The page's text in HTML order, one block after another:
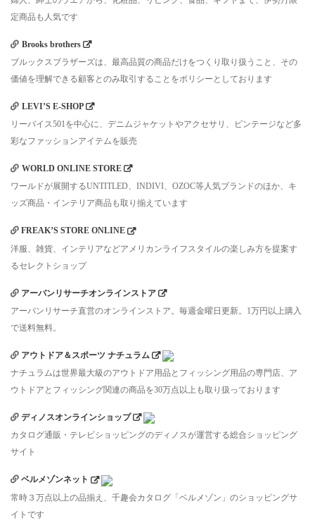
定商品も人気です
Brooks brothers
ブルックスブラザーズは、最高品質の商品だけをつくり取り扱うこと、その
価値を理解できる顧客とのみ取引することをポリシーとしております
LEVI’S E-SHOP
リーバイス501を中心に、デニムジャケットやアクセサリ、ビンテージなど多
彩なファッションアイテムを販売
WORLD ONLINE STORE
ワールドが展開するUNTITLED、INDIVI、OZOC等人気ブランドのほか、キ
ッズ商品・インテリア商品も取り揃えています
FREAK’S STORE ONLINE
洋服、雑貨、インテリアなどアメリカンライフスタイルの楽しみ方を提案す
るセレクトショップ
アーバンリサーチオンラインストア
アーバンリサーチ直営のオンラインストア。毎週金曜日更新。1万円以上購入
で送料無料。
アウトドア＆スポーツ ナチュラム
ナチュラムは世界最大級のアウトドア用品とフィッシング用品の専門店、ア
ウトドアとフィッシング関連の商品を30万点以上も取り扱っております
ディノスオンラインショップ
カタログ通販・テレビショッピングのディノスが運営する総合ショッピング
サイト
ベルメゾンネット
常時３万点以上の品揃え、千趣会カタログ「ベルメゾン」のショッピングサ
イトです